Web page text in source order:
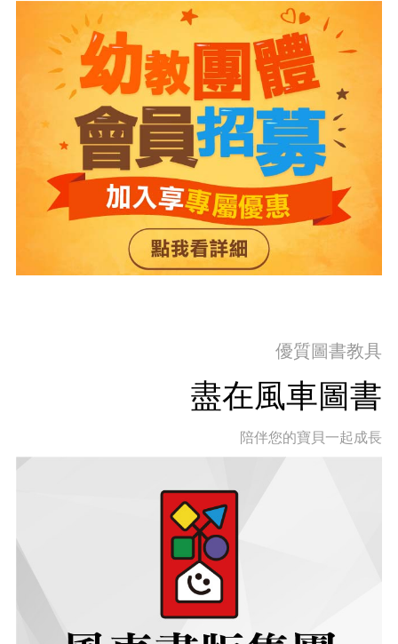
優質圖書教具
盡在風車圖書
陪伴您的寶貝一起成長